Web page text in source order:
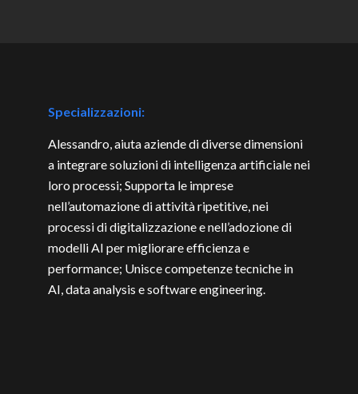
Specializzazioni:
Alessandro, aiuta aziende di diverse dimensioni
a integrare soluzioni di intelligenza artificiale nei
loro processi; Supporta le imprese
nell’automazione di attività ripetitive, nei
processi di digitalizzazione e nell’adozione di
modelli AI per migliorare efficienza e
performance; Unisce competenze tecniche in
AI, data analysis e software engineering.